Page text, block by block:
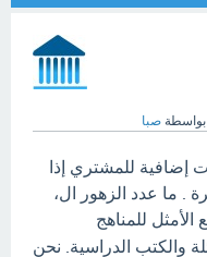
بواسطة صبا
لبيع الزهور ٧ زهرات إضافية للمشتري إذا
من الزهور يفوق ٥٠ زهرة . ما عدد الزهور ال،
الأمثل للمناهج
والكتب الدراسية. نحن